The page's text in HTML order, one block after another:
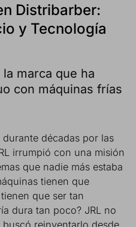
Distribarber:
y Tecnología
marca que ha
con máquinas frías
décadas por las
irrumpió con una misión
que nadie más estaba
tienen que
que ser tan
dura tan poco? JRL no
reinventarlo desde